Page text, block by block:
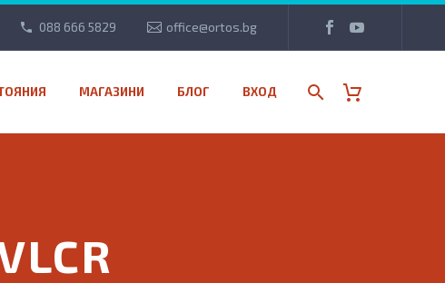
088 666 5829 office@ortos.bg
МАГАЗИНИ БЛОГ ВХОД